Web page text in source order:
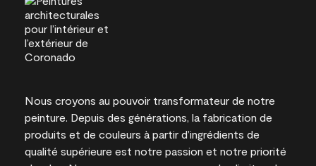
Nous croyons au pouvoir transformateur de notre
peinture. Depuis des générations, la fabrication de
produits et de couleurs à partir d’ingrédients de
qualité supérieure est notre passion et notre priorité